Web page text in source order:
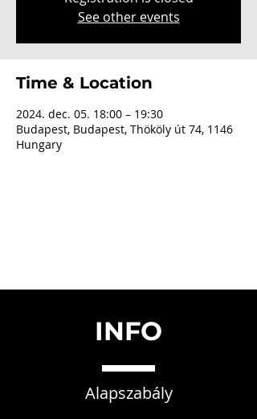
See other events
Time & Location
2024. dec. 05. 18:00 – 19:30
Budapest, Budapest, Thököly út 74, 1146
Hungary
INFO
Alapszabály